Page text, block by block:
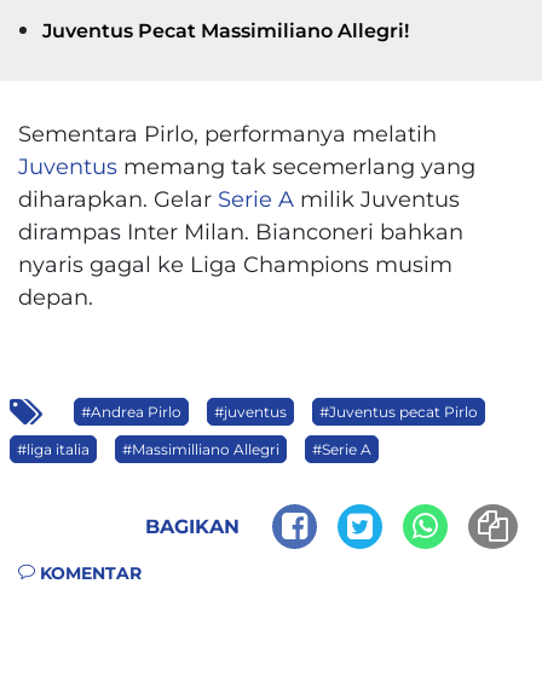
Juventus Pecat Massimiliano Allegri!
Sementara Pirlo, performanya melatih
Juventus memang tak secemerlang yang
diharapkan. Gelar Serie A milik Juventus
dirampas Inter Milan. Bianconeri bahkan
nyaris gagal ke Liga Champions musim
depan.
#Andrea Pirlo #juventus #Juventus pecat Pirlo
#liga italia #Massimilliano Allegri #Serie A
BAGIKAN
KOMENTAR